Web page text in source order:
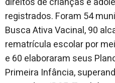
registrados. Foram 54
Busca Ativa Vacinal, 90
rematrícula escolar por
e 60 elaboraram seus
Primeira Infância,